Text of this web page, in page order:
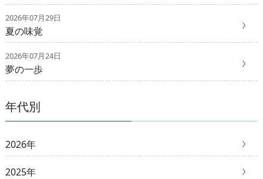
2026年07月29日
夏の味覚
2026年07月24日
夢の一歩
年代別
2026年
2025年